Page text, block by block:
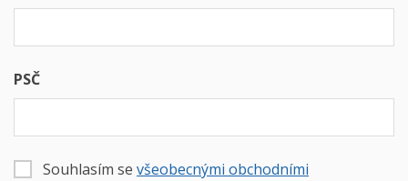
PSČ
Souhlasím se všeobecnými obchodními